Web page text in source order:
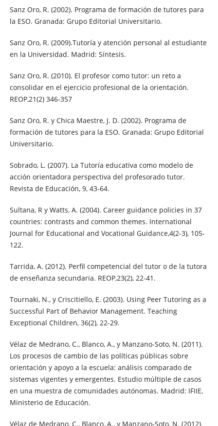
Sanz Oro, R. (2002). Programa de formación de tutores para
la ESO. Granada: Grupo Editorial Universitario.
Sanz Oro, R. (2009).Tutoría y atención personal al estudiante
en la Universidad. Madrid: Síntesis.
Sanz Oro, R. (2010). El profesor como tutor: un reto a
consolidar en el ejercicio profesional de la orientación.
REOP,21(2) 346-357
Sanz Oro, R. y Chica Maestre, J. D. (2002). Programa de
formación de tutores para la ESO. Granada: Grupo Editorial
Universitario.
Sobrado, L. (2007). La Tutoría educativa como modelo de
acción orientadora perspectiva del profesorado tutor.
Revista de Educación, 9, 43-64.
Sultana, R y Watts, A. (2004). Career guidance policies in 37
countries: contrasts and common themes. International
Journal for Educational and Vocational Guidance,4(2-3), 105-
122.
Tarrida, A. (2012). Perfil competencial del tutor o de la tutora
de enseñanza secundaria. REOP,23(2), 22-41.
Tournaki, N., y Criscitiello, E. (2003). Using Peer Tutoring as a
Successful Part of Behavior Management. Teaching
Exceptional Children, 36(2), 22-29.
Vélaz de Medrano, C., Blanco, A., y Manzano-Soto, N. (2011).
Los procesos de cambio de las políticas públicas sobre
orientación y apoyo a la escuela: análisis comparado de
sistemas vigentes y emergentes. Estudio múltiple de casos
en una muestra de comunidades autónomas. Madrid: IFIIE,
Ministerio de Educación.
Vélaz de Medrano, C., Blanco, A., y Manzano-Soto, N. (2012).